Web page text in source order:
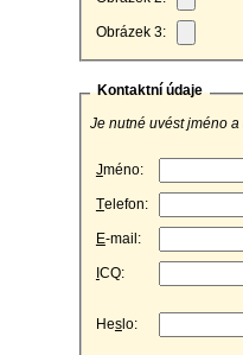
Obrázek 3:
Kontaktní údaje
Je nutné uvést jméno
Jméno:
Telefon:
E-mail:
CQ:
Heslo: